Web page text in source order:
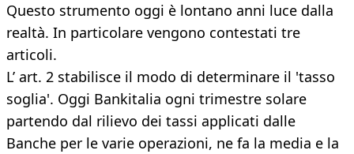
Questo strumento oggi è lontano anni luce dalla
realtà. In particolare vengono contestati tre
articoli.
L’ art. 2 stabilisce il modo di determinare il 'tasso
soglia'. Oggi Bankitalia ogni trimestre solare
partendo dal rilievo dei tassi applicati dalle
Banche per le varie operazioni, ne fa la media e la